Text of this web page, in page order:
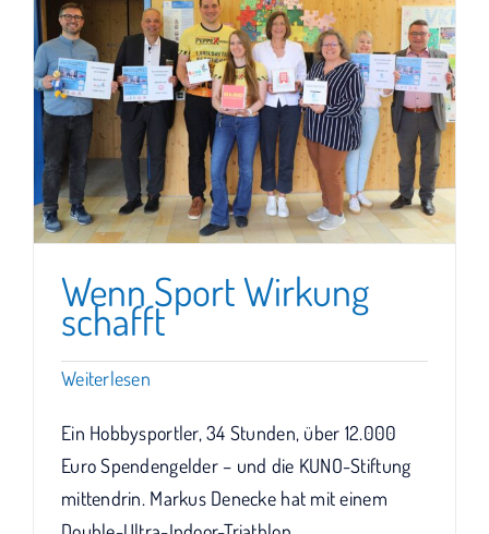
Wenn Sport Wirkung
schafft
Weiterlesen
Ein Hobbysportler, 34 Stunden, über 12.000
Euro Spendengelder – und die KUNO-Stiftung
mittendrin. Markus Denecke hat mit einem